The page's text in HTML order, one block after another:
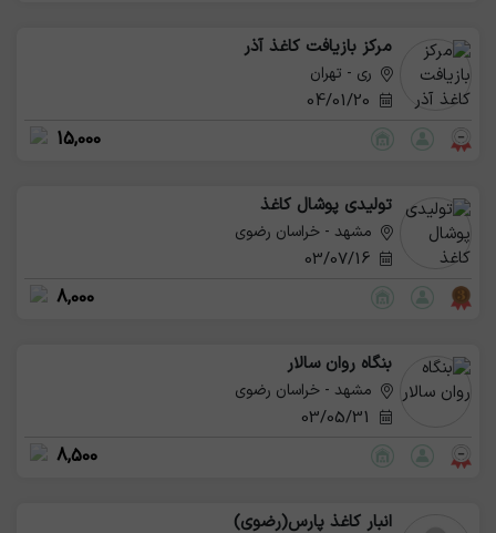
مرکز بازیافت کاغذ آذر
ری - تهران
15,000
تولیدی پوشال کاغذ
مشهد - خراسان رضوی
03/07/16
8,000
بنگاه روان سالار
مشهد - خراسان رضوی
8,500
انبار کاغذ پارس(رضوی)